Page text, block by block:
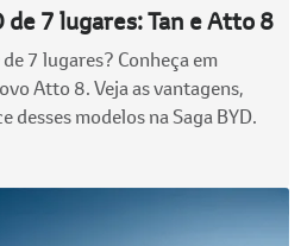
de 7 lugares: Tan e Atto 8
7 lugares? Conheça em
Atto 8. Veja as vantagens,
modelos na Saga BYD.